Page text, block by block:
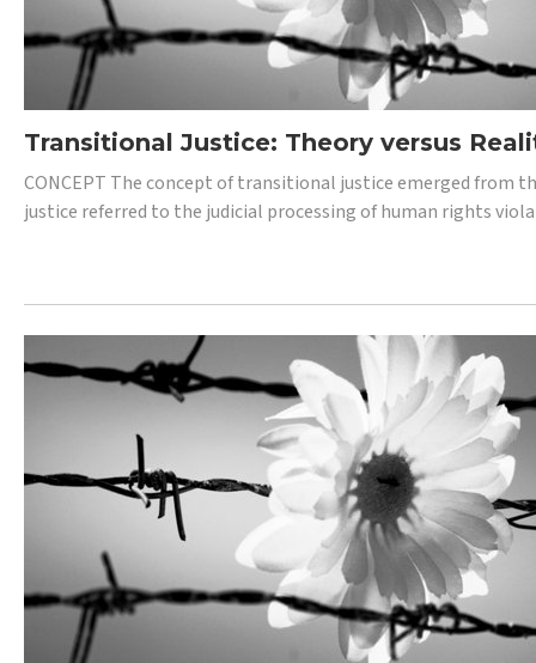
Transitional Justice: Theory versus
CONCEPT The concept of transitional justice emerged
justice referred to the judicial processing of human rights